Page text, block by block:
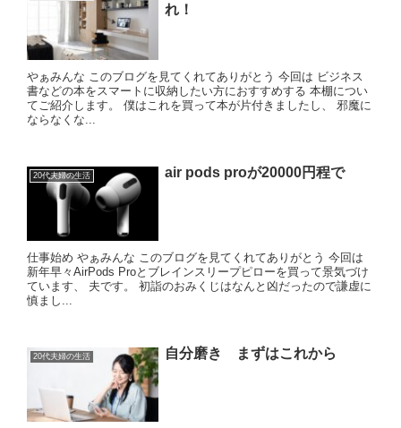
れ！
やぁみんな このブログを見てくれてありがとう 今回は ビジネス
書などの本をスマートに収納したい方におすすめする 本棚につい
てご紹介します。 僕はこれを買って本が片付きましたし、 邪魔に
ならなくな...
20代夫婦の生活 air pods proが20000円程で
仕事始め やぁみんな このブログを見てくれてありがとう 今回は
新年早々AirPods Proとブレインスリープピローを買って景気づけ
ています、 夫です。 初詣のおみくじはなんと凶だったので謙虚に
慎まし...
20代夫婦の生活 自分磨き まずはこれから